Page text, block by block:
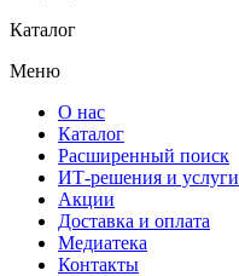
Каталог
Меню
О нас
Каталог
Расширенный поиск
ИТ-решения и услуги
Акции
Доставка и оплата
Медиатека
Контакты